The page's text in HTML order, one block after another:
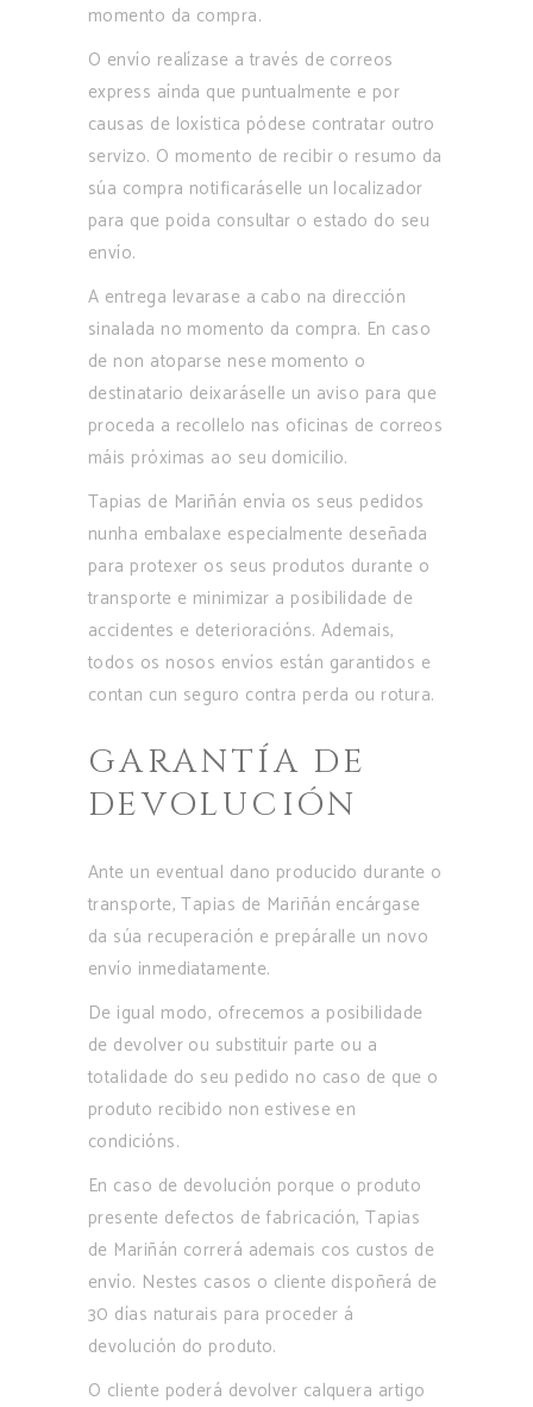
momento da compra.
O envío realízase a través de correos
express aínda que puntualmente e por
causas de loxística pódese contratar outro
servizo. O momento de recibir o resumo da
súa compra notificaráselle un localizador
para que poida consultar o estado do seu
envío.
A entrega levarase a cabo na dirección
sinalada no momento da compra. En caso
de non atoparse nese momento o
destinatario deixaráselle un aviso para que
proceda a recollelo nas oficinas de correos
máis próximas ao seu domicilio.
Tapias de Mariñán envía os seus pedidos
nunha embalaxe especialmente deseñada
para protexer os seus produtos durante o
transporte e minimizar a posibilidade de
accidentes e deterioracións. Ademais,
todos os nosos envíos están garantidos e
contan cun seguro contra perda ou rotura.
GARANTÍA DE
DEVOLUCIÓN
Ante un eventual dano producido durante o
transporte, Tapias de Mariñán encárgase
da súa recuperación e prepáralle un novo
envío inmediatamente.
De igual modo, ofrecemos a posibilidade
de devolver ou substituír parte ou a
totalidade do seu pedido no caso de que o
produto recibido non estivese en
condicións.
En caso de devolución porque o produto
presente defectos de fabricación, Tapias
de Mariñán correrá ademais cos custos de
envío. Nestes casos o cliente dispoñerá de
30 días naturais para proceder á
devolución do produto.
O cliente poderá devolver calquera artigo